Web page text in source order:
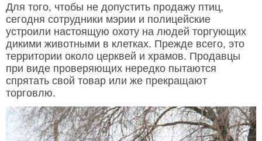
Для того, чтобы не допустить продажу птиц,
сегодня сотрудники мэрии и полицейские
устроили настоящую охоту на людей торгующих
дикими животными в клетках. Прежде всего, это
территории около церквей и храмов. Продавцы
при виде проверяющих нередко пытаются
спрятать свой товар или же прекращают
торговлю.